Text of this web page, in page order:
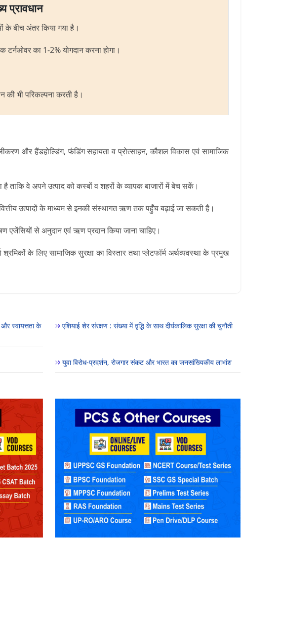
प्रावधान
के बीच अंतर किया गया है।
टर्नओवर का 1-2% योगदान करना होगा।
की भी परिकल्पना करती है।
और हैंडहोल्डिंग, फंडिंग सहायता व प्रोत्साहन, कौशल विकास एवं सामाजिक
ताकि वे अपने उत्पाद को कस्बों व शहरों के व्यापक बाजारों में बेच सकें।
उत्पादों के माध्यम से इनकी संस्थागत ऋण तक पहुँच बढ़ाई जा सकती है।
एजेंसियों से अनुदान एवं ऋण प्रदान किया जाना चाहिए।
के लिए सामाजिक सुरक्षा का विस्तार तथा प्लेटफॉर्म अर्थव्यवस्था के प्रमुख
स्वायत्तता के
एशियाई शेर संरक्षण : संख्या में वृद्धि के साथ दीर्घकालिक सुरक्षा की चुनौती
युवा विरोध-प्रदर्शन, रोजगार संकट और भारत का जनसांख्यिकीय लाभांश